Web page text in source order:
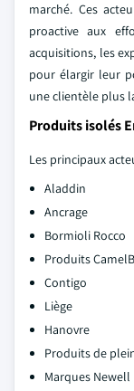
marché. Ces
proactive aux
acquisitions, les
pour élargir leur
une clientèle plus
Produits isolés
Les principaux
Aladdin
Ancrage
Bormioli Rocco
Produits
Contigo
Liège
Hanovre
Produits de
Marques Newell